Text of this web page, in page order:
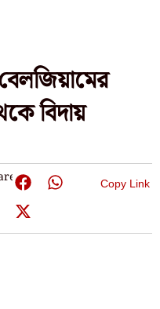
বিদায়
Copy Link